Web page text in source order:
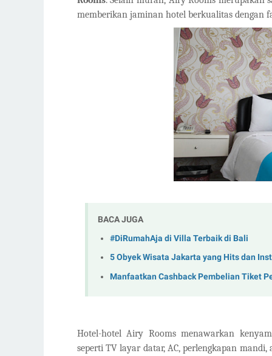
memberikan jaminan hotel berkualitas dengan
BACA JUGA
#DiRumahAja di Villa Terbaik di Bali
5 Obyek Wisata Jakarta yang Hits dan
Manfaatkan Cashback Pembelian Tiket
Hotel-hotel Airy Rooms menawarkan
seperti TV layar datar, AC, perlengkapan